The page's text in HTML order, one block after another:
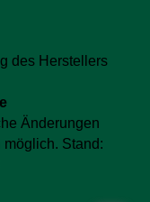
des Herstellers
Änderungen
Stand: